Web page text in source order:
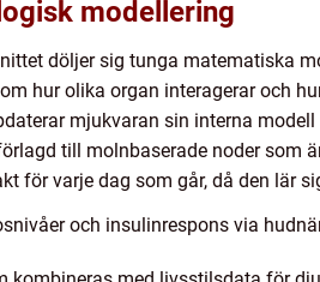
modellering
döljer sig tunga matematiska
hur olika organ interagerar och
mjukvaran sin interna
till molnbaserade noder som
för varje dag som går, då den lär
och insulinrespons via